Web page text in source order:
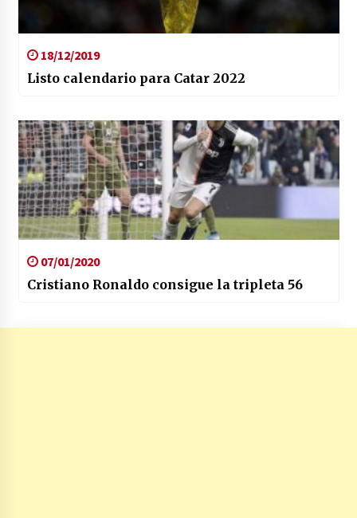
18/12/2019
Listo calendario para Catar 2022
07/01/2020
Cristiano Ronaldo consigue la tripleta 56